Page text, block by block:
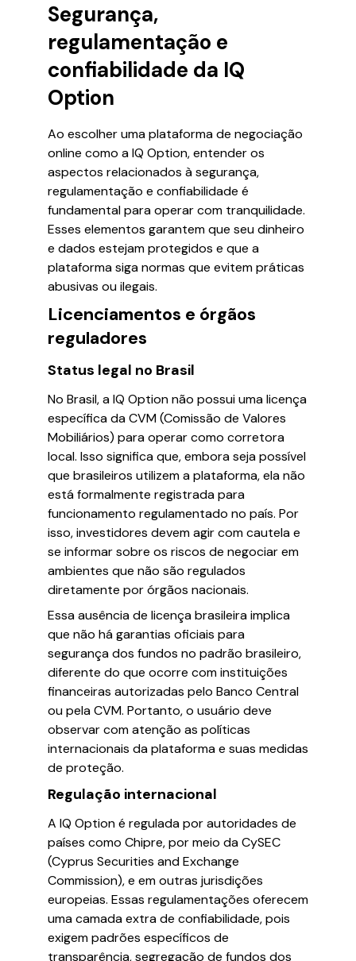
Segurança,
regulamentação e
confiabilidade da IQ
Option
Ao escolher uma plataforma de negociação
online como a IQ Option, entender os
aspectos relacionados à segurança,
regulamentação e confiabilidade é
fundamental para operar com tranquilidade.
Esses elementos garantem que seu dinheiro
e dados estejam protegidos e que a
plataforma siga normas que evitem práticas
abusivas ou ilegais.
Licenciamentos e órgãos
reguladores
Status legal no Brasil
No Brasil, a IQ Option não possui uma licença
específica da CVM (Comissão de Valores
Mobiliários) para operar como corretora
local. Isso significa que, embora seja possível
que brasileiros utilizem a plataforma, ela não
está formalmente registrada para
funcionamento regulamentado no país. Por
isso, investidores devem agir com cautela e
se informar sobre os riscos de negociar em
ambientes que não são regulados
diretamente por órgãos nacionais.
Essa ausência de licença brasileira implica
que não há garantias oficiais para
segurança dos fundos no padrão brasileiro,
diferente do que ocorre com instituições
financeiras autorizadas pelo Banco Central
ou pela CVM. Portanto, o usuário deve
observar com atenção as políticas
internacionais da plataforma e suas medidas
de proteção.
Regulação internacional
A IQ Option é regulada por autoridades de
países como Chipre, por meio da CySEC
(Cyprus Securities and Exchange
Commission), e em outras jurisdições
europeias. Essas regulamentações oferecem
uma camada extra de confiabilidade, pois
exigem padrões específicos de
transparência, segregação de fundos dos